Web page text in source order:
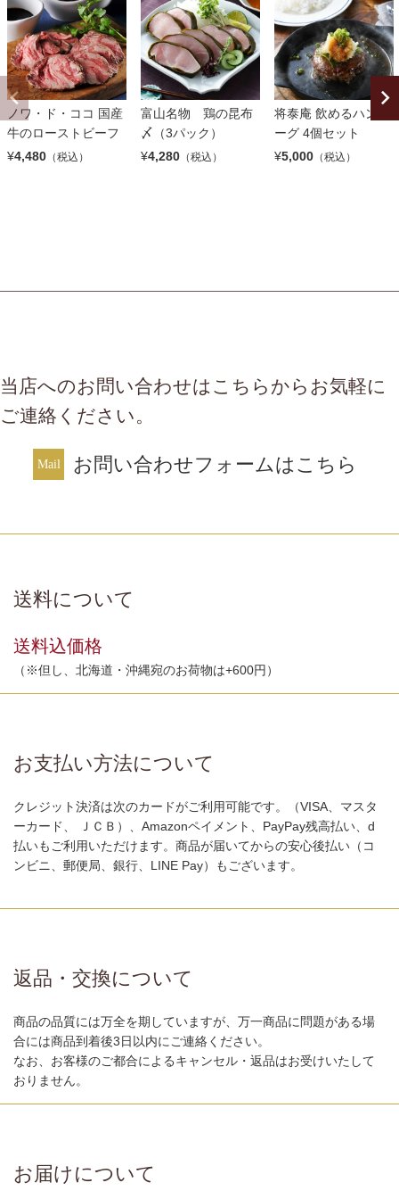
ノワ・ド・ココ 国産
牛のローストビーフ
¥4,480 （税込）
富山名物 鶏の昆布
〆（3パック）
¥4,280 （税込）
将泰庵 飲めるハンバ
ーグ 4個セット
¥5,000 （税込）
当店へのお問い合わせはこちらからお気軽に
ご連絡ください。
お問い合わせフォームはこちら
送料について
送料込価格
（※但し、北海道・沖縄宛のお荷物は+600円）
お支払い方法について
クレジット決済は次のカードがご利用可能です。（VISA、マスタ
ーカード、 ＪＣＢ）、Amazonペイメント、PayPay残高払い、d
払いもご利用いただけます。商品が届いてからの安心後払い（コ
ンビニ、郵便局、銀行、LINE Pay）もございます。
返品・交換について
商品の品質には万全を期していますが、万一商品に問題がある場
合には商品到着後3日以内にご連絡ください。
なお、お客様のご都合によるキャンセル・返品はお受けいたして
おりません。
お届けについて